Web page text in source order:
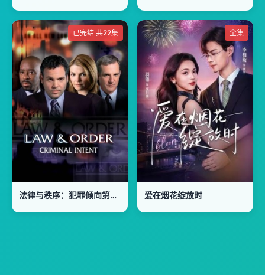
已完结 共22集
法律与秩序：犯罪倾向第一季
全集
爱在烟花绽放时